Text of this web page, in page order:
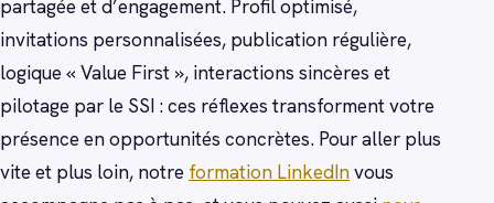
partagée et d’engagement. Profil optimisé,
invitations personnalisées, publication régulière,
logique « Value First », interactions sincères et
pilotage par le SSI : ces réflexes transforment votre
présence en opportunités concrètes. Pour aller plus
vite et plus loin, notre formation LinkedInvous